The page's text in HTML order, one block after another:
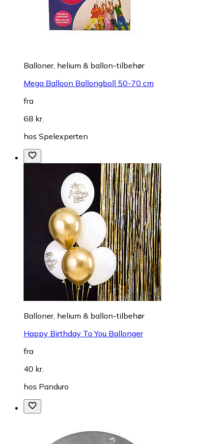
Balloner, helium & ballon-tilbehør
Mega Balloon Ballongboll 50-70 cm
fra
68 kr.
hos Spelexperten
Balloner, helium & ballon-tilbehør
Happy Birthday To You Ballonger
fra
40 kr.
hos Panduro